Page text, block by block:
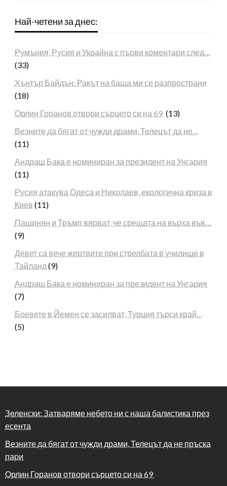
Най-четени за днес:
Румъния, Русия и Украйна с първи коментари след…
(33)
Хънтър Байдън: Ракът на баща ми се разпространи
(18)
Орлин Горанов отвори сърцето си на 69 (13)
Везните да бягат от чужди драми, Телецът да не…
(11)
Андраш Бака е номиниран за президент на Унгария
(11)
Русия атакува Одеса и Николаев, екологична криза в
Киев (11)
Пашинян и Тръмп вярват, че срещата на върха във…
(9)
Девет са вече жертвите при стрелбата в училище в
Тайланд (9)
Андраш Бака е номиниран за президент на Унгария
(7)
Боевете в Йемен се засилват, Турция търси край…
(5)
Зеленски: Затваряме небето ни с наша балистика през
есента
Везните да бягат от чужди драми, Телецът да не пръска
пари
Орлин Горанов отвори сърцето си на 69